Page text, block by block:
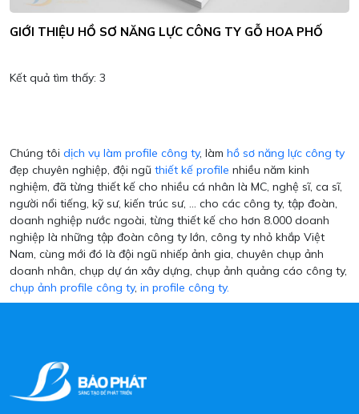
GIỚI THIỆU HỒ SƠ NĂNG LỰC CÔNG TY GỖ HOA PHỐ
Kết quả tìm thấy: 3
Chúng tôi dịch vụ làm profile công ty, làm hồ sơ năng lực công ty
đẹp chuyên nghiệp, đội ngũ thiết kế profile nhiều năm kinh
nghiệm, đã từng thiết kế cho nhiều cá nhân là MC, nghệ sĩ, ca sĩ,
người nổi tiếng, kỹ sư, kiến trúc sư, ... cho các công ty, tập đoàn,
doanh nghiệp nước ngoài, từng thiết kế cho hơn 8.000 doanh
nghiệp là những tập đoàn công ty lớn, công ty nhỏ khắp Việt
Nam, cùng mới đó là đội ngũ nhiếp ảnh gia, chuyên chụp ảnh
doanh nhân, chụp dự án xây dựng, chụp ảnh quảng cáo công ty,
chụp ảnh profile công ty, in profile công ty.